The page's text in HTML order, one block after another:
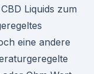
Liquids zum
eine andere